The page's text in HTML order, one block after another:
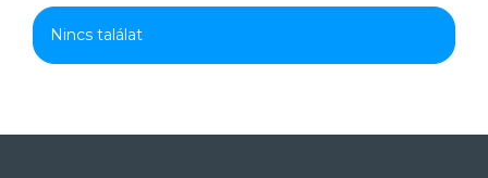
Nincs találat